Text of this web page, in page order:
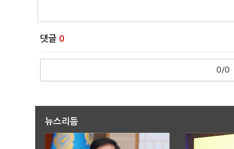
댓글 0
0/0
뉴스리듬